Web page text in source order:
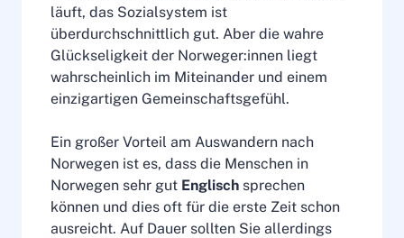
läuft, das Sozialsystem ist
überdurchschnittlich gut. Aber die wahre
Glückseligkeit der Norweger:innen liegt
wahrscheinlich im Miteinander und einem
einzigartigen Gemeinschaftsgefühl.
Ein großer Vorteil am Auswandern nach
Norwegen ist es, dass die Menschen in
Norwegen sehr gut Englisch sprechen
können und dies oft für die erste Zeit schon
ausreicht. Auf Dauer sollten Sie allerdings